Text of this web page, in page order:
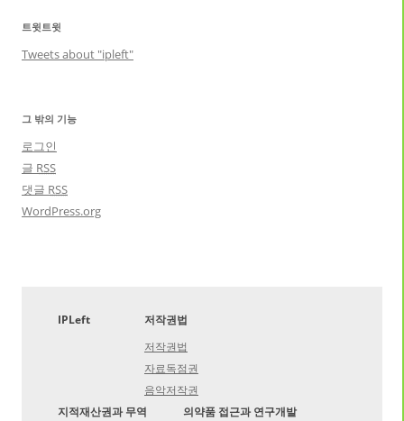
트윗트윗
Tweets about "ipleft"
그 밖의 기능
로그인
글 RSS
댓글 RSS
WordPress.org
IPLeft
저작권법
저작권법
자료독점권
음악저작권
지적재산권과 무역
의약품 접근과 연구개발